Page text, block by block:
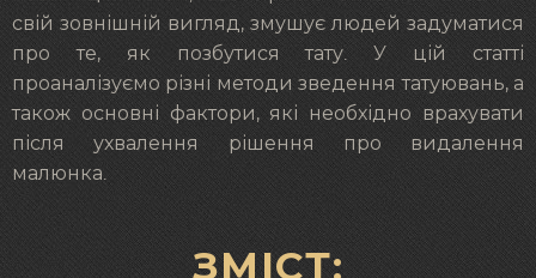
свій зовнішній вигляд, змушує людей задуматися
про те, як позбутися тату. У цій статті
проаналізуємо різні методи зведення татуювань, а
також основні фактори, які необхідно врахувати
після ухвалення рішення про видалення
малюнка.
ЗМІСТ: